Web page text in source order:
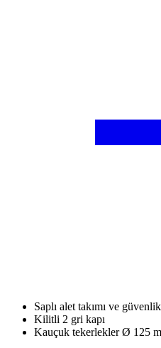
Saplı alet takımı ve
Kilitli 2 gri kapı
Kauçuk tekerlekler Ø 125